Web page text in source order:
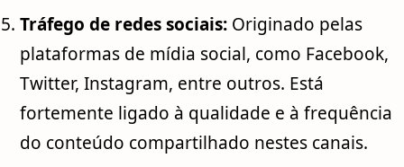
Tráfego de redes sociais:Originado pelas
plataformas de mídia social, como Facebook,
Twitter, Instagram, entre outros. Está
fortemente ligado à qualidade e à frequência
do conteúdo compartilhado nestes canais.